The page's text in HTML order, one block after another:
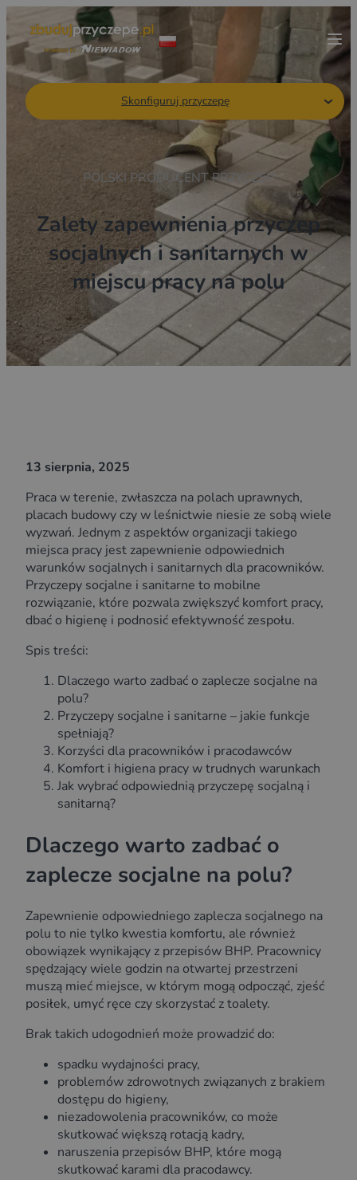
Skonfiguruj przyczepę
POLSKI PRODUCENT PRZYCZEP
Zalety zapewnienia przyczep
socjalnych i sanitarnych w
miejscu pracy na polu
13 sierpnia, 2025
Praca w terenie, zwłaszcza na polach uprawnych,
placach budowy czy w leśnictwie niesie ze sobą wiele
wyzwań. Jednym z aspektów organizacji takiego
miejsca pracy jest zapewnienie odpowiednich
warunków socjalnych i sanitarnych dla pracowników.
Przyczepy socjalne i sanitarne to mobilne
rozwiązanie, które pozwala zwiększyć komfort pracy,
dbać o higienę i podnosić efektywność zespołu.
Spis treści:
Dlaczego warto zadbać o zaplecze socjalne na
polu?
Przyczepy socjalne i sanitarne – jakie funkcje
spełniają?
Korzyści dla pracowników i pracodawców
Komfort i higiena pracy w trudnych warunkach
Jak wybrać odpowiednią przyczepę socjalną i
sanitarną?
Dlaczego warto zadbać o
zaplecze socjalne na polu?
Zapewnienie odpowiedniego zaplecza socjalnego na
polu to nie tylko kwestia komfortu, ale również
obowiązek wynikający z przepisów BHP. Pracownicy
spędzający wiele godzin na otwartej przestrzeni
muszą mieć miejsce, w którym mogą odpocząć, zjeść
posiłek, umyć ręce czy skorzystać z toalety.
Brak takich udogodnień może prowadzić do:
spadku wydajności pracy,
problemów zdrowotnych związanych z brakiem
dostępu do higieny,
niezadowolenia pracowników, co może
skutkować większą rotacją kadry,
naruszenia przepisów BHP, które mogą
skutkować karami dla pracodawcy.